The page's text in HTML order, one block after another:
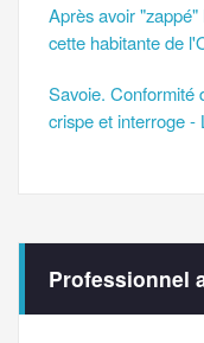
Après avoir
cette habitante de
Savoie. Conformité
crispe et interroge -
Professionnel